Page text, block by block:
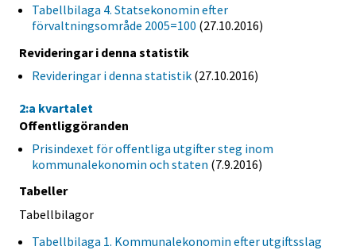
Tabellbilaga 4. Statsekonomin efter
förvaltningsområde 2005=100 (27.10.2016)
Revideringar i denna statistik
Revideringar i denna statistik (27.10.2016)
2:a kvartalet
Offentliggöranden
Prisindexet för offentliga utgifter steg inom
kommunalekonomin och staten (7.9.2016)
Tabeller
Tabellbilagor
Tabellbilaga 1. Kommunalekonomin efter utgiftsslag